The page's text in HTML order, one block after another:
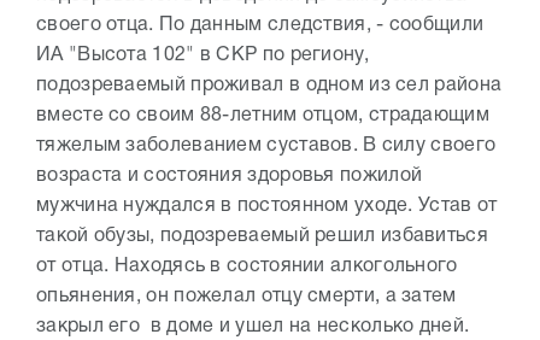
своего отца. По данным следствия, - сообщили
ИА "Высота 102" в СКР по региону,
подозреваемый проживал в одном из сел района
вместе со своим 88-летним отцом, страдающим
тяжелым заболеванием суставов. В силу своего
возраста и состояния здоровья пожилой
мужчина нуждался в постоянном уходе. Устав от
такой обузы, подозреваемый решил избавиться
от отца. Находясь в состоянии алкогольного
опьянения, он пожелал отцу смерти, а затем
закрыл его в доме и ушел на несколько дней.